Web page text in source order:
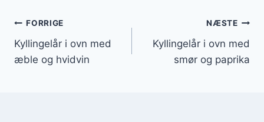
Indlægsnavigation
FORRIGE
Kyllingelår i ovn med
æble og hvidvin
NÆSTE
Kyllingelår i ovn med
smør og paprika